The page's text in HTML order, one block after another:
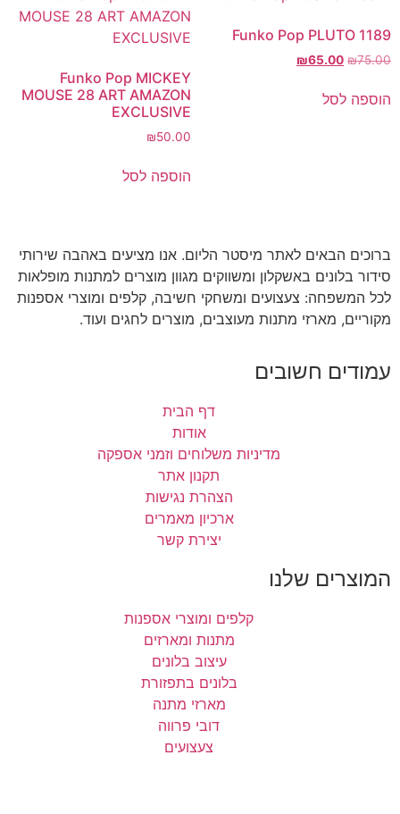
Funko Pop PLUTO 1189
₪75.00
₪65.00
הוספה לסל
Funko Pop MICKEY
MOUSE 28 ART AMAZON
EXCLUSIVE
₪50.00
הוספה לסל
ברוכים הבאים לאתר מיסטר הליום. אנו מציעים באהבה שירותי
סידור בלונים באשקלון ומשווקים מגוון מוצרים למתנות מופלאות
לכל המשפחה: צעצועים ומשחקי חשיבה, קלפים ומוצרי אספנות
מקוריים, מארזי מתנות מעוצבים, מוצרים לחגים ועוד.
עמודים חשובים
דף הבית
אודות
מדיניות משלוחים וזמני אספקה
תקנון אתר
הצהרת נגישות
ארכיון מאמרים
יצירת קשר
המוצרים שלנו
קלפים ומוצרי אספנות
מתנות ומארזים
עיצוב בלונים
בלונים בתפזורת
מארזי מתנה
דובי פרווה
צעצועים